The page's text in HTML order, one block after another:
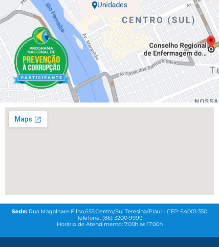
Unidades
Sede: Rua Magalhaes Filho,655,Centro/Sul Teresina/Piauí - CEP: 64001-350
Telefone: (86) 3200-9999
Horário de Atendimento: 7:00h às 17:00h